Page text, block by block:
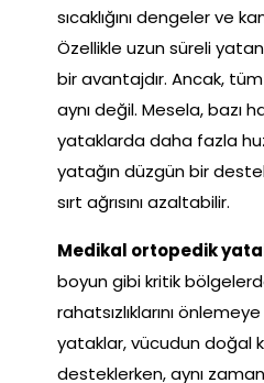
sıcaklığını dengeler ve
Özellikle uzun süreli
bir avantajdır. Ancak,
aynı değil. Mesela, bazı
yataklarda daha fazla
yatağın düzgün bir
sırt ağrısını azaltabilir.
Medikal ortopedik
boyun gibi kritik
rahatsızlıklarını
yataklar, vücudun doğal
desteklerken, aynı